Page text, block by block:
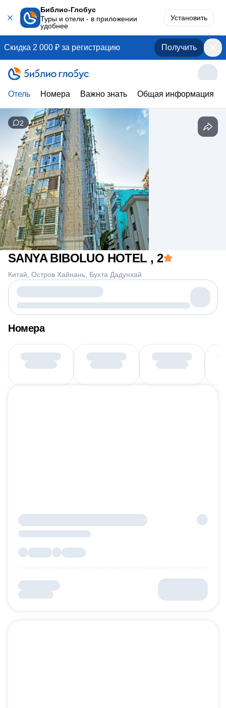
Библио-Глобус
Туры и отели - в приложении
удобнее
Установить
Скидка 2 000 ₽ за регистрацию Получить
Отель Номера Важно знать Общая информация
SANYA BIBOLUO HOTEL , 2
Китай Остров Хайнань Бухта Дадунхай
2
Номера